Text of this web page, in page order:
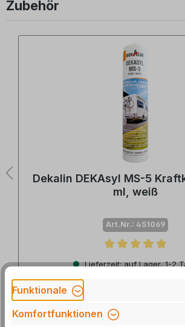
Zubehör
Dekalin DEKAsyl MS-5
ml, weiß
Art.Nr.: 451069
Durchschnittliche Bewertung von
Lieferzeit: auf Lager, 1-2
Inhalt:
Funktionale
Komfortfunktionen